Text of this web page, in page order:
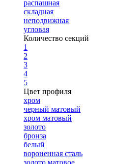
распашная
складная
неподвижная
угловая
Количество секций
1
2
3
4
5
Цвет профиля
хром
черный матовый
хром матовый
золото
бронза
белый
вороненная сталь
золото матовое